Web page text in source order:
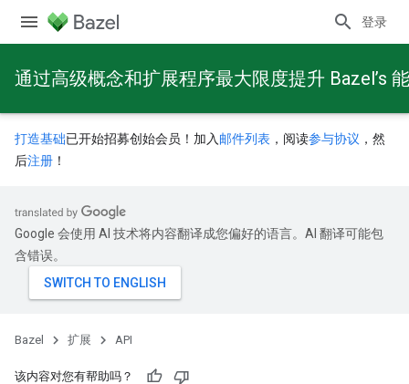
登录
通过高级概念和扩展程序最大限度提升 Bazel’s
打造基础已开始招募创始会员！加入 邮件列表 ，阅读参与协议 ，然
后注册 ！
Google 会使用 AI 技术将内容翻译成您偏好的语言。AI 翻译可能包
含错误。
Bazel 扩展 API
该内容对您有帮助吗？